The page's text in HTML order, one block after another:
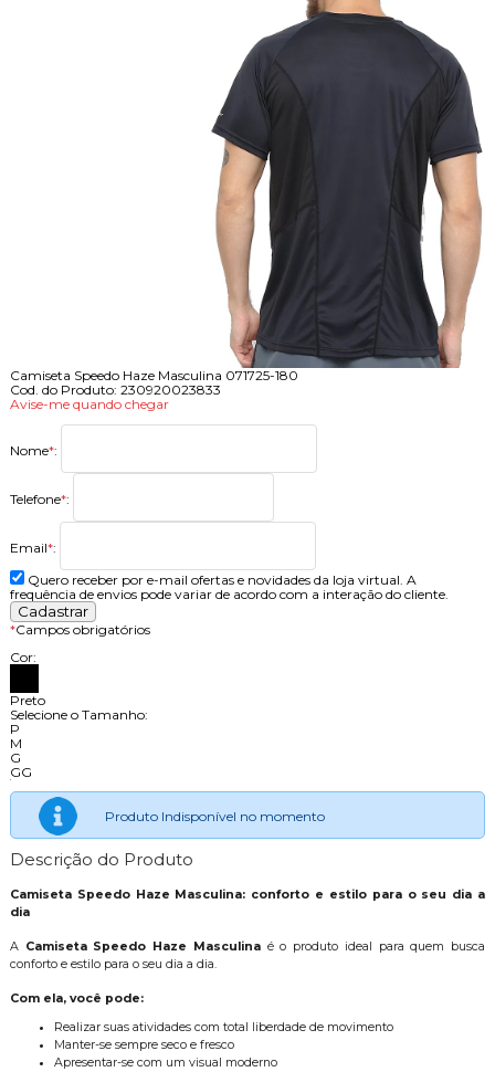
Camiseta Speedo Haze Masculina 071725-180
Cod. do Produto: 230920023833
Avise-me quando chegar
Nome*:
Telefone*:
Email*:
Quero receber por e-mail ofertas e novidades da loja virtual. A
frequência de envios pode variar de acordo com a interação do cliente.
*Campos obrigatórios
Cor:
Preto
Selecione o Tamanho:
P
M
G
GG
Produto Indisponível no momento
Descrição do Produto
Camiseta Speedo Haze Masculina: conforto e estilo para o seu dia a
dia
A Camiseta Speedo Haze Masculinaé o produto ideal para quem busca
conforto e estilo para o seu dia a dia.
Com ela, você pode:
Realizar suas atividades com total liberdade de movimento
Manter-se sempre seco e fresco
Apresentar-se com um visual moderno